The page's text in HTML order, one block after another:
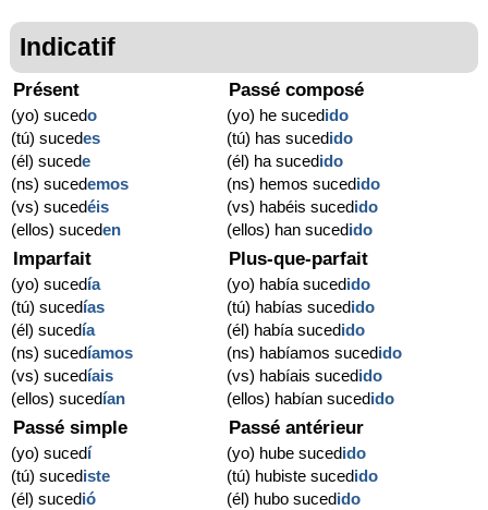
Indicatif
Présent
(yo) sucedo
(tú) sucedes
(él) sucede
(ns) sucedemos
(vs) sucedéis
(ellos) suceden
Passé composé
(yo) he sucedido
(tú) has sucedido
(él) ha sucedido
(ns) hemos sucedido
(vs) habéis sucedido
(ellos) han sucedido
Imparfait
(yo) sucedía
(tú) sucedías
(él) sucedía
(ns) sucedíamos
(vs) sucedíais
(ellos) sucedían
Plus-que-parfait
(yo) había sucedido
(tú) habías sucedido
(él) había sucedido
(ns) habíamos sucedido
(vs) habíais sucedido
(ellos) habían sucedido
Passé simple
(yo) sucedí
(tú) sucediste
(él) sucedió
Passé antérieur
(yo) hube sucedido
(tú) hubiste sucedido
(él) hubo sucedido